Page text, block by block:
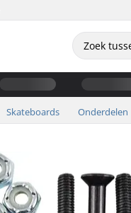
Skateboards Onderdelen